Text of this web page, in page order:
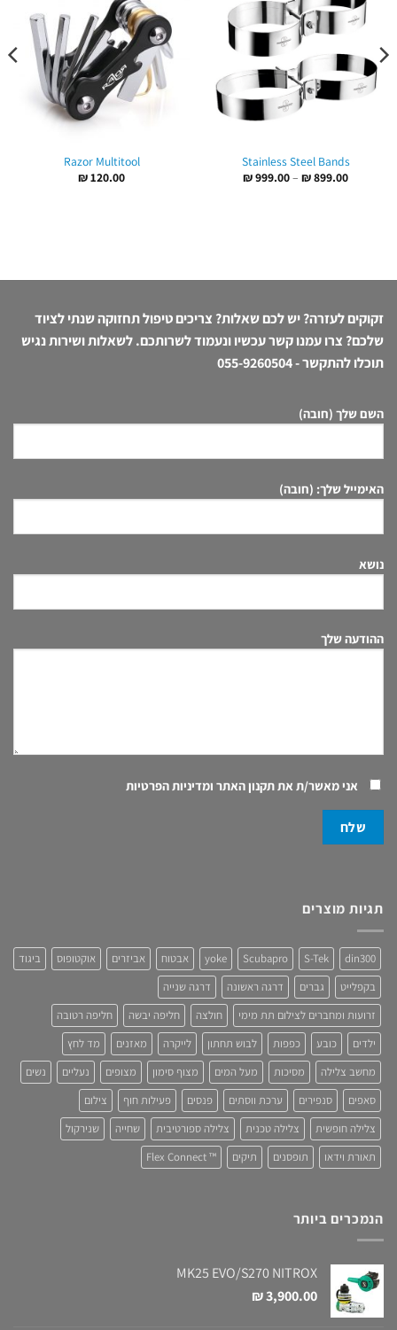
Stainless Steel Bands
₪899.00
–
₪999.00 טווח
Razor Multitool
₪120.00
זקוקים לעזרה? יש לכם שאלות? צריכים טיפול תחזוקה שנתי לציוד
שלכם? צרו עמנו קשר עכשיו ונעמוד לשרותכם. לשאלות ושירות נגיש
תוכלו להתקשר -055-9260504
השם שלך (חובה)
האימייל שלך: (חובה)
נושא
ההודעה שלך
אני מאשר/ת אתתקנון האתר ומדיניות הפרטיות
תגיות מוצרים
din300
S-Tek
Scubapro
yoke אבטוח אביזרים אוקטופוס
ביגוד
בקפלייט
גברים דרגה ראשונה
דרגה שנייה
זרועות ומחברים לצילום תת מימי
חולצה חליפה יבשה
חליפה רטובה
ילדים
כובע כפפות לבוש תחתון לייקרה מאזנים
מד לחץ
מחשב צלילה
מסיכות מעל המים מצוף סימון מצופים נעליים
נשים
סאפים
סנפירים ערכת ווסתים פנסים פעילות חוף
צילום
צלילה חופשית
צלילה טכנית צלילה ספורטיבית שחייה
שנירקול
תאורת וידאו
תופסנים תיקים ™ Flex Connect
הנמכרים ביותר
MK25 EVO/S270 NITROX
₪3,900.00